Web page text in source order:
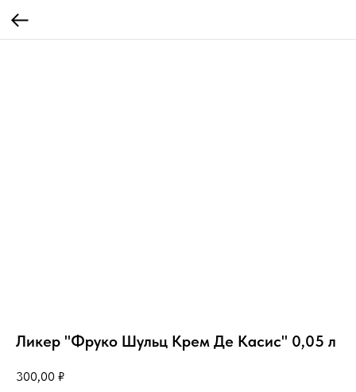
Ликер "Фруко Шульц Крем Де Касис" 0,05 л
300,00 ₽